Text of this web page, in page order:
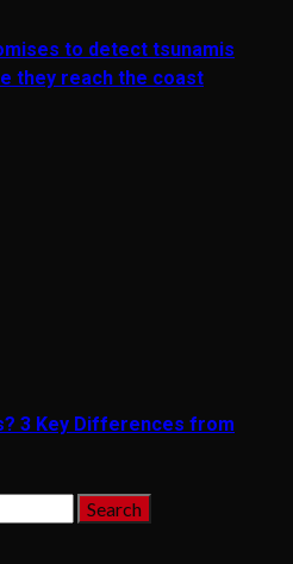
to detect tsunamis
they reach the coast
3 Key Differences from